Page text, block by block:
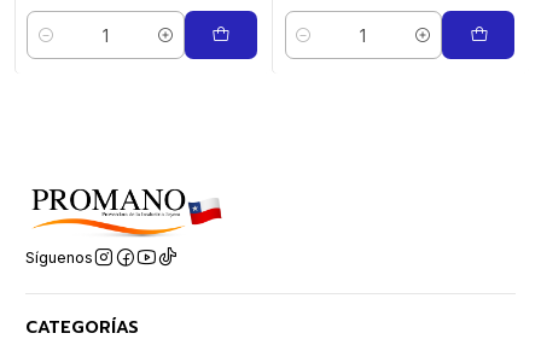
Cantidad Cantidad
Síguenos
CATEGORÍAS